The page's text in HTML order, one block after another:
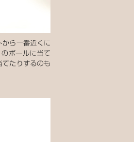
ら一番近くに
ボールに当て
たりするのも